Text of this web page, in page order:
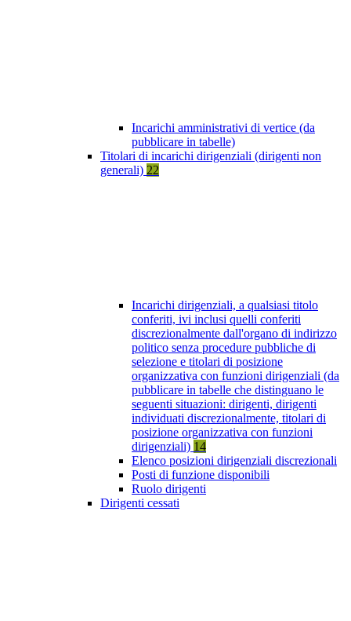
Incarichi amministrativi di vertice (da
pubblicare in tabelle)
Titolari di incarichi dirigenziali (dirigenti non
generali) 22
Incarichi dirigenziali, a qualsiasi titolo
conferiti, ivi inclusi quelli conferiti
discrezionalmente dall'organo di indirizzo
politico senza procedure pubbliche di
selezione e titolari di posizione
organizzativa con funzioni dirigenziali (da
pubblicare in tabelle che distinguano le
seguenti situazioni: dirigenti, dirigenti
individuati discrezionalmente, titolari di
posizione organizzativa con funzioni
dirigenziali) 14
Elenco posizioni dirigenziali discrezionali
Posti di funzione disponibili
Ruolo dirigenti
Dirigenti cessati